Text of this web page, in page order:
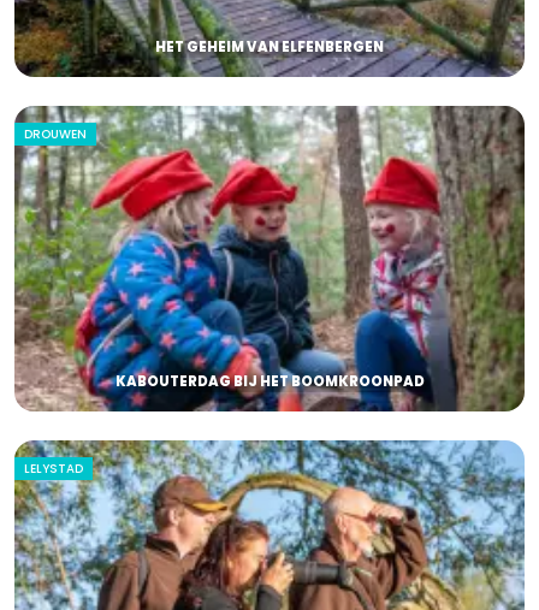
HET GEHEIM VAN ELFENBERGEN
DROUWEN
KABOUTERDAG BIJ HET BOOMKROONPAD
LELYSTAD